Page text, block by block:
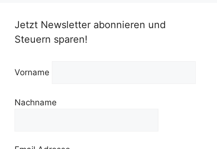
Jetzt Newsletter abonnieren und
Steuern sparen!
Vorname
Nachname